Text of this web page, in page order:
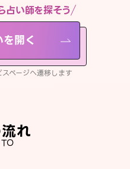
占い師を探そう
開く
ページへ遷移します
れ